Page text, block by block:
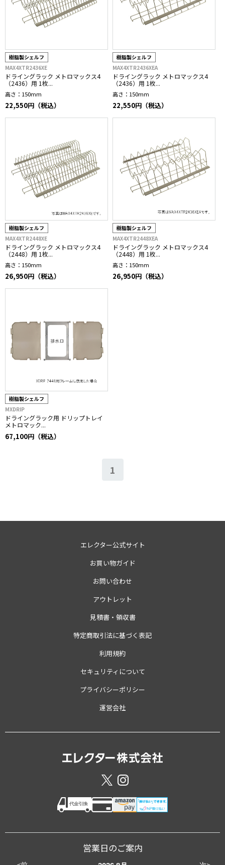
樹脂製シェルフ
MAX4XTR2436XE
ドライングラック メトロマックス4
（2436）用 1枚...
高さ： 150mm
22,550円（税込）
樹脂製シェルフ
MAX4XTR2436XEA
ドライングラック メトロマックス4
（2436）用 1枚...
高さ： 150mm
22,550円（税込）
樹脂製シェルフ
MAX4XTR2448XE
ドライングラック メトロマックス4
（2448）用 1枚...
高さ： 150mm
26,950円（税込）
樹脂製シェルフ
MAX4XTR2448XEA
ドライングラック メトロマックス4
（2448）用 1枚...
高さ： 150mm
26,950円（税込）
樹脂製シェルフ
MXDRIP
ドライングラック用 ドリップトレイ
メトロマック...
67,100円（税込）
1
エレクター公式サイト
お買い物ガイド
お問い合わせ
アウトレット
見積書・領収書
特定商取引法に基づく表記
利用規約
セキュリティについて
プライバシーポリシー
運営会社
営業日のご案内